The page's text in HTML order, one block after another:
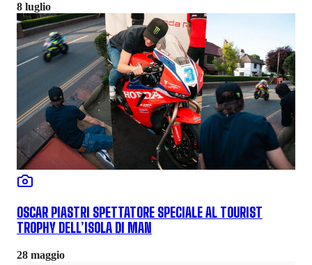
8 luglio
OSCAR PIASTRI SPETTATORE SPECIALE AL TOURIST
TROPHY DELL’ISOLA DI MAN
28 maggio